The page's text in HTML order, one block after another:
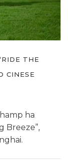
THE
CINESE
ha
Breeze”,